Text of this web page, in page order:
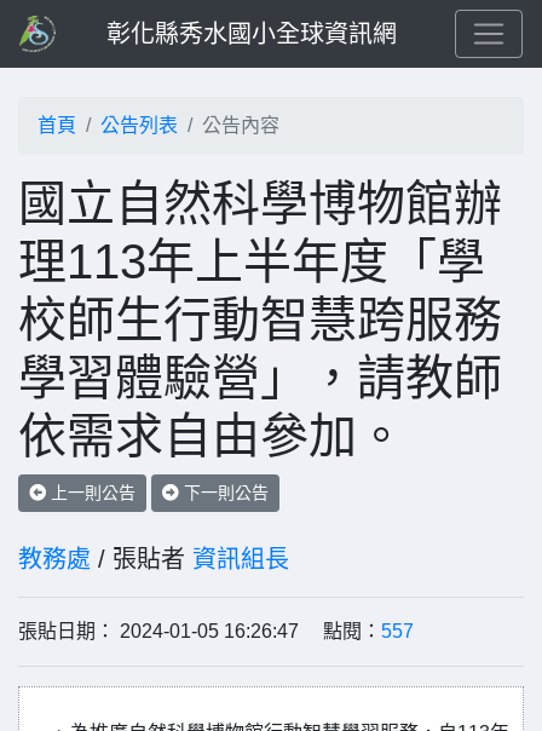
彰化縣秀水國小全球資訊網
首頁 公告列表 公告內容
國立自然科學博物館辦
理113年上半年度「學
校師生行動智慧跨服務
學習體驗營」，請教師
依需求自由參加。
上一則公告 下一則公告
教務處 / 張貼者 資訊組長
張貼日期： 2024-01-05 16:26:47 點閱： 557